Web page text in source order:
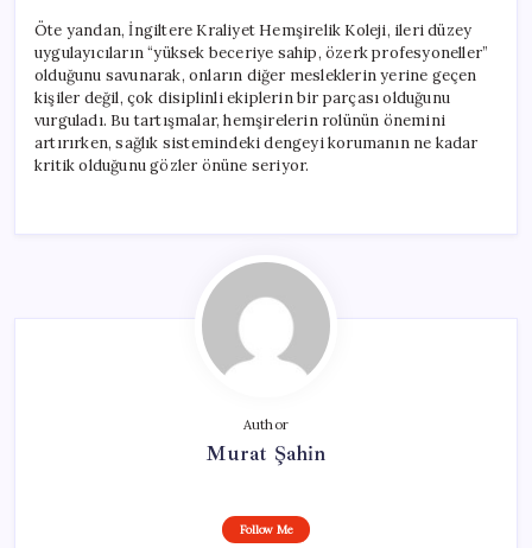
Öte yandan, İngiltere Kraliyet Hemşirelik Koleji, ileri düzey
uygulayıcıların “yüksek beceriye sahip, özerk profesyoneller”
olduğunu savunarak, onların diğer mesleklerin yerine geçen
kişiler değil, çok disiplinli ekiplerin bir parçası olduğunu
vurguladı. Bu tartışmalar, hemşirelerin rolünün önemini
artırırken, sağlık sistemindeki dengeyi korumanın ne kadar
kritik olduğunu gözler önüne seriyor.
Author
Murat Şahin
Follow Me